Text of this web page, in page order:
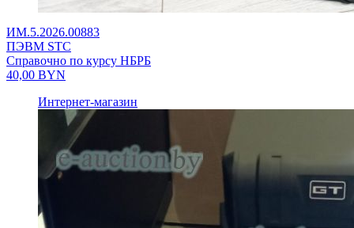
ИМ.5.2026.00883
ПЭВМ STC
Справочно по курсу НБРБ
40,00 BYN
Интернет-магазин